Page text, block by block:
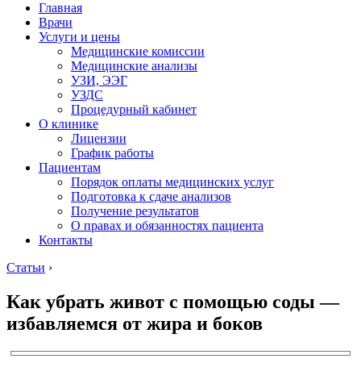
Главная
Врачи
Услуги и цены
Медицинские комиссии
Медицинские анализы
УЗИ, ЭЭГ
УЗДС
Процедурный кабинет
О клинике
Лицензии
График работы
Пациентам
Порядок оплаты медицинских услуг
Подготовка к сдаче анализов
Получение результатов
О правах и обязанностях пациента
Контакты
Статьи ›
Как убрать живот с помощью соды —
избавляемся от жира и боков